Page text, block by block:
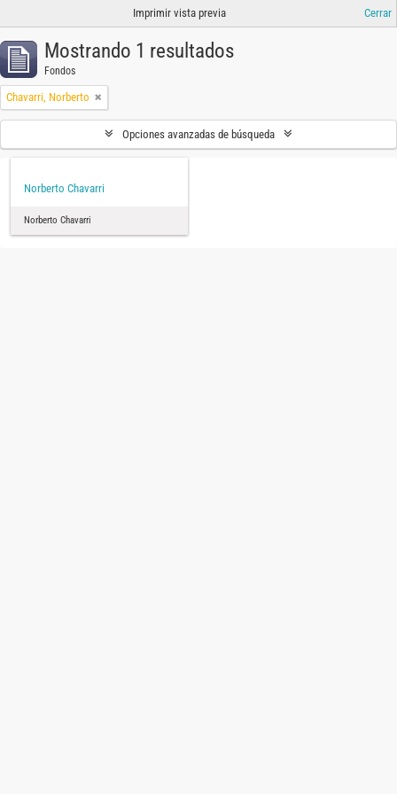
Imprimir vista previa Cerrar
Mostrando 1 resultados
Fondos
Chavarri, Norberto
Opciones avanzadas de búsqueda
Norberto Chavarri
Norberto Chavarri